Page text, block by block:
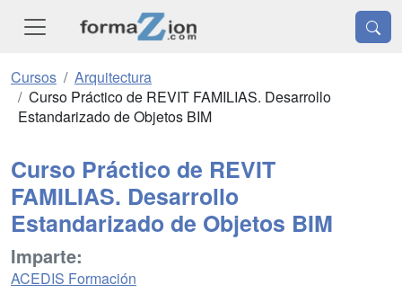
Cursos
Arquitectura
Curso Práctico de REVIT FAMILIAS. Desarrollo
Estandarizado de Objetos BIM
Curso Práctico de REVIT
FAMILIAS. Desarrollo
Estandarizado de Objetos BIM
Imparte:
ACEDIS Formación